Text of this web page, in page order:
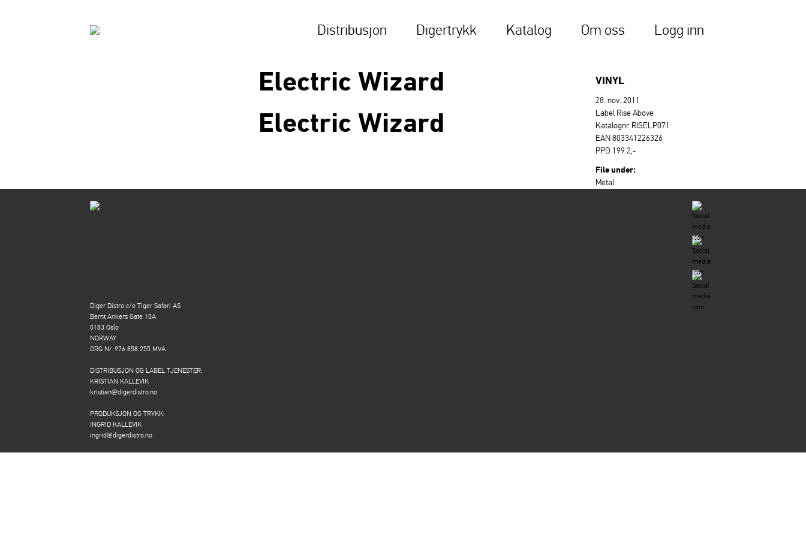
Distribusjon Digertrykk Katalog Om oss Logg inn
Electric Wizard
Electric Wizard
VINYL
28. nov. 2011
Label Rise Above
Katalognr. RISELP071
EAN 803341226326
PPD 199.2,-
File under:
Metal
Diger Distro c/o Tiger Safari AS
Bernt Ankers Gate 10A
0183 Oslo
NORWAY
ORG Nr. 976 858 255 MVA
DISTRIBUSJON OG LABEL TJENESTER:
KRISTIAN KALLEVIK
kristian@digerdistro.no
PRODUKSJON OG TRYKK:
INGRID KALLEVIK
ingrid@digerdistro.no